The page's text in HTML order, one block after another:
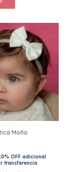
Moño
OFF adicional
transferencia